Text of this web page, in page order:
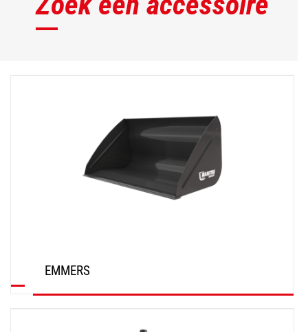
EMMERS